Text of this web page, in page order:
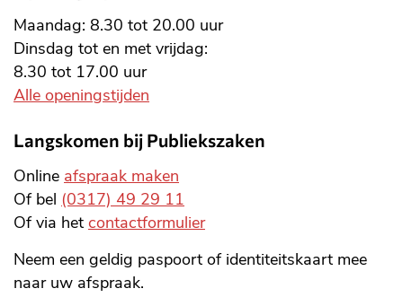
Maandag: 8.30 tot 20.00 uur
Dinsdag tot en met vrijdag:
8.30 tot 17.00 uur
Alle openingstijden
Langskomen bij Publiekszaken
Online afspraak maken
Of bel (0317) 49 29 11
Of via het contactformulier
Neem een geldig paspoort of identiteitskaart mee
naar uw afspraak.